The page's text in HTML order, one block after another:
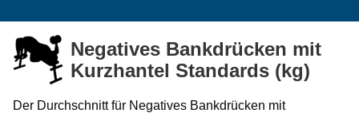
Negatives Bankdrücken mit
Kurzhantel Standards (kg)
Der Durchschnitt für Negatives Bankdrücken mit